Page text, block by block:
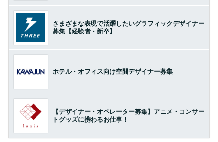
さまざまな表現で活躍したいグラフィックデザイナー
募集【経験者・新卒】
ホテル・オフィス向け空間デザイナー募集
【デザイナー・オペレーター募集】アニメ・コンサー
トグッズに携わるお仕事！